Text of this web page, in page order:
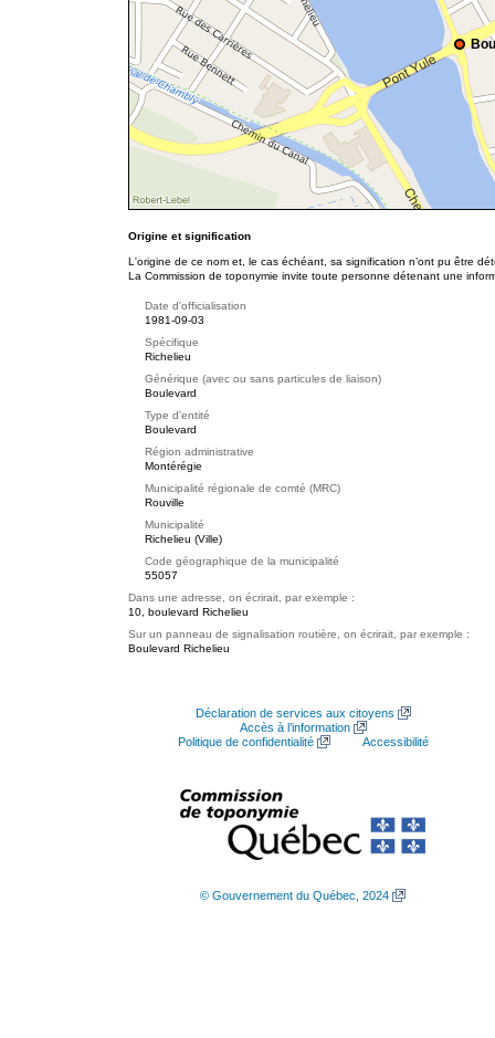
Origine et signification
L'origine de ce nom et, le cas échéant, sa signification n’ont pu être
La Commission de toponymie invite toute personne détenant une
Date d'officialisation
1981-09-03
Spécifique
Richelieu
Générique (avec ou sans particules de liaison)
Boulevard
Type d'entité
Boulevard
Région administrative
Montérégie
Municipalité régionale de comté (MRC)
Rouville
Municipalité
Richelieu (Ville)
Code géographique de la municipalité
55057
Dans une adresse, on écrirait, par exemple :
10, boulevard Richelieu
Sur un panneau de signalisation routière, on écrirait, par exemple :
Boulevard Richelieu
Déclaration de services aux citoyens
Accès à l’information
Politique de confidentialité
Accessibilité
© Gouvernement du Québec, 2024